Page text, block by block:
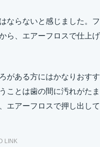
ならないと感じました。フ
ら、エアーフロスで仕上げ
がある方にはかなりおすす
ことは歯の間に汚れがたま
エアーフロスで押し出して
LINK